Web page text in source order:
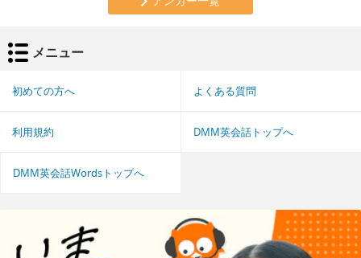
メニュー
初めての方へ よくある質問
利用規約 DMM英会話トップへ
DMM英会話Wordsトップへ